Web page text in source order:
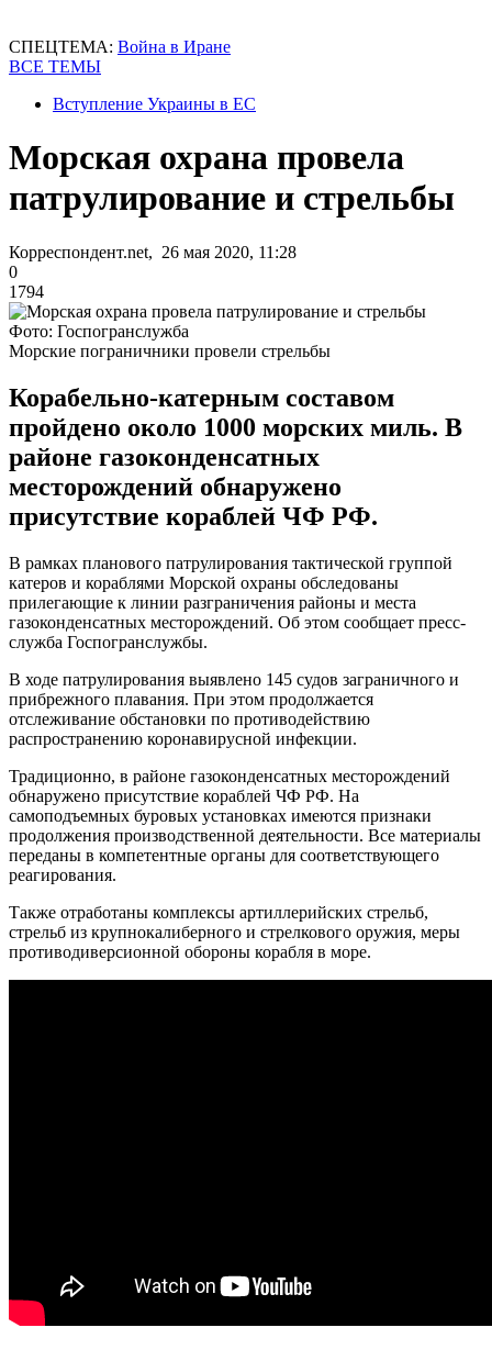
СПЕЦТЕМА: Война в Иране
ВСЕ ТЕМЫ
Вступление Украины в ЕС
Морская охрана провела
патрулирование и стрельбы
Корреспондент.net, 26 мая 2020, 11:28
0
1794
Фото: Госпогранслужба
Морские пограничники провели стрельбы
Корабельно-катерным составом
пройдено около 1000 морских миль. В
районе газоконденсатных
месторождений обнаружено
присутствие кораблей ЧФ РФ.
В рамках планового патрулирования тактической группой
катеров и кораблями Морской охраны обследованы
прилегающие к линии разграничения районы и места
газоконденсатных месторождений. Об этом сообщает пресс-
служба Госпогранслужбы.
В ходе патрулирования выявлено 145 судов заграничного и
прибрежного плавания. При этом продолжается
отслеживание обстановки по противодействию
распространению коронавирусной инфекции.
Традиционно, в районе газоконденсатных месторождений
обнаружено присутствие кораблей ЧФ РФ. На
самоподъемных буровых установках имеются признаки
продолжения производственной деятельности. Все материалы
переданы в компетентные органы для соответствующего
реагирования.
Также отработаны комплексы артиллерийских стрельб,
стрельб из крупнокалиберного и стрелкового оружия, меры
противодиверсионной обороны корабля в море.